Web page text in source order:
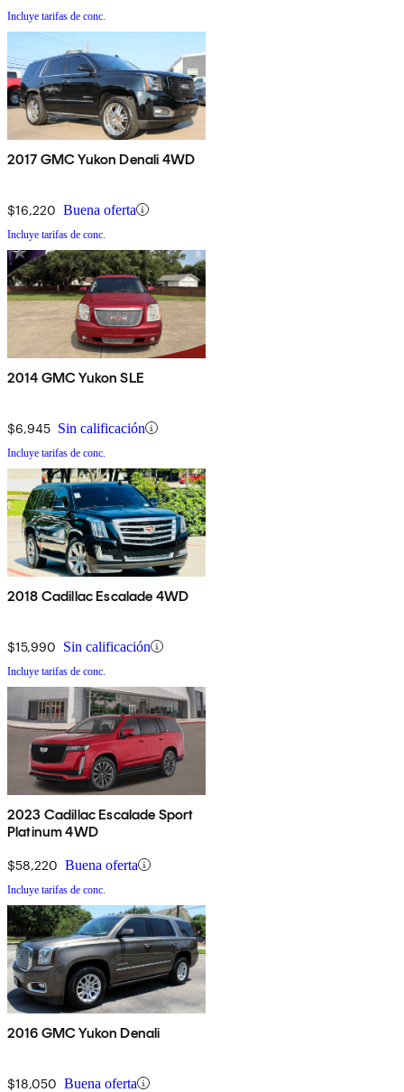
Incluye tarifas de conc.
2017 GMC Yukon Denali 4WD
$16,220 Buena oferta
Incluye tarifas de conc.
2014 GMC Yukon SLE
$6,945 Sin calificación
Incluye tarifas de conc.
2018 Cadillac Escalade 4WD
$15,990 Sin calificación
Incluye tarifas de conc.
2023 Cadillac Escalade Sport
Platinum 4WD
$58,220 Buena oferta
Incluye tarifas de conc.
2016 GMC Yukon Denali
$18,050 Buena oferta